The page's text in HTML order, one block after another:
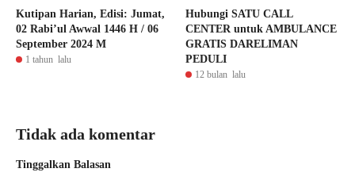
Kutipan Harian, Edisi: Jumat,
02 Rabi’ul Awwal 1446 H / 06
September 2024 M
1 tahun lalu
Hubungi SATU CALL
CENTER untuk AMBULANCE
GRATIS DARELIMAN
PEDULI
12 bulan lalu
Tidak ada komentar
Tinggalkan Balasan